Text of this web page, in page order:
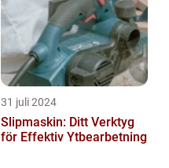
31 juli 2024
Slipmaskin: Ditt Verktyg
för Effektiv Ytbearbetning